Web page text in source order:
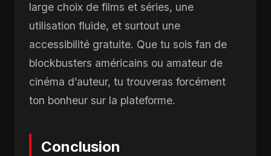
large choix de films et séries, une
utilisation fluide, et surtout une
accessibilité gratuite. Que tu sois fan de
blockbusters américains ou amateur de
cinéma d’auteur, tu trouveras forcément
ton bonheur sur la plateforme.
Conclusion